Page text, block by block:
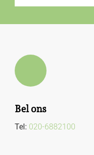
Bel ons
Tel: 020-6882100